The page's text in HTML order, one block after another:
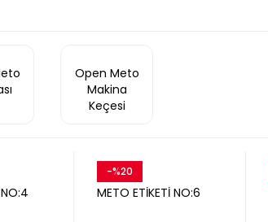
Open Meto
Makina
Keçesi
-%20
Snow
METO ETİKETİ NO:6